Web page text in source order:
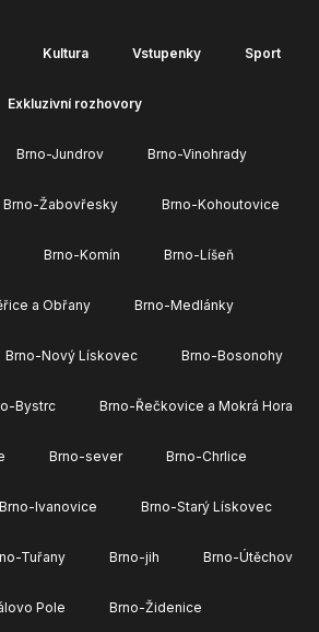
Kultura Vstupenky Sport
Exkluzivní rozhovory
Brno-Jundrov Brno-Vinohrady
Brno-Žabovřesky Brno-Kohoutovice
Brno-Komín Brno-Líšeň
a Obřany Brno-Medlánky
Brno-Nový Lískovec Brno-Bosonohy
Bystrc Brno-Řečkovice a Mokrá Hora
Brno-sever Brno-Chrlice
Brno-Ivanovice Brno-Starý Lískovec
Tuřany Brno-jih Brno-Útěchov
Pole Brno-Židenice